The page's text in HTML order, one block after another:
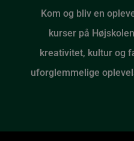
Kom og bliv en
kurser på
kreativitet, kultur og
uforglemmelige